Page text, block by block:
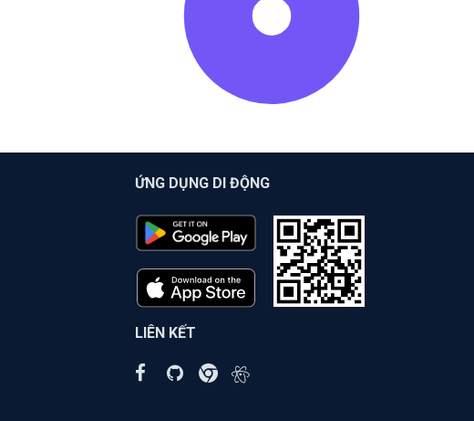
ỨNG DỤNG DI ĐỘNG
LIÊN KẾT